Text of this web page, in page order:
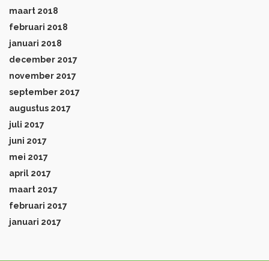
maart 2018
februari 2018
januari 2018
december 2017
november 2017
september 2017
augustus 2017
juli 2017
juni 2017
mei 2017
april 2017
maart 2017
februari 2017
januari 2017